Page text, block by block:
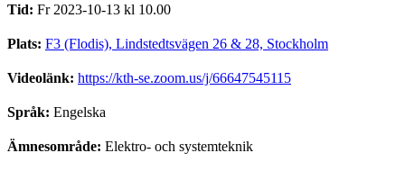
Tid: Fr 2023-10-13 kl 10.00
Plats: F3 (Flodis), Lindstedtsvägen 26 & 28, Stockholm
Videolänk: https://kth-se.zoom.us/j/66647545115
Språk: Engelska
Ämnesområde: Elektro- och systemteknik